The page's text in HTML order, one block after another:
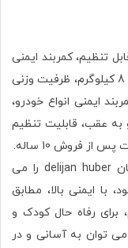
تنظیم، کمربند ایمنی
5 نقطه ای، تشک قابل شستشو، وزن محصول 8 کیلوگرم، ظرفیت وزنی
ایمنی انواع خودرو،
و به عقب، قابلیت تنظیم
صندلی ماشین کودک هوبر ایزوفیکس دلیجان delijan huber را می
با ایمنی بالا، مطابق
برای رفاه حال کودک و
توان به آسانی و در